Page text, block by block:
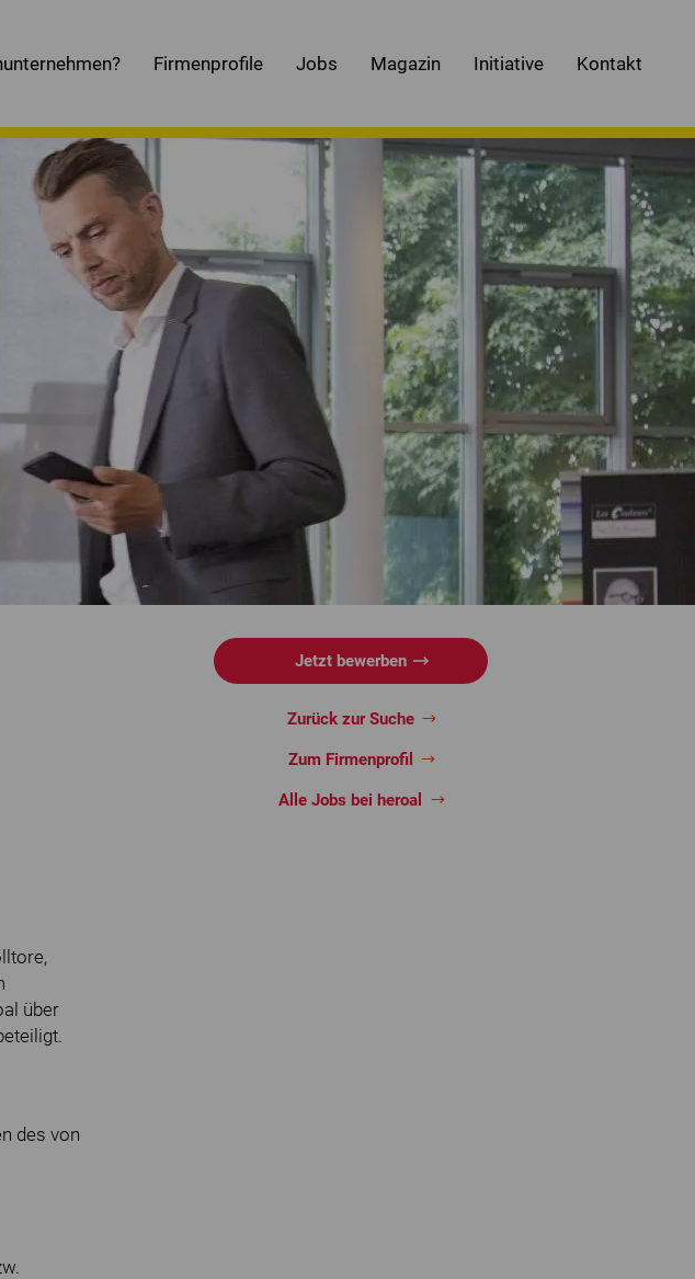
Firmenprofile Jobs Magazin Initiative Kontakt
über
des von
Jetzt bewerben
Zurück zur Suche
Zum Firmenprofil
Alle Jobs bei heroal